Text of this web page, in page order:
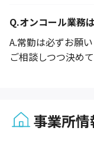
Q.オンコール業務
A.常勤は必ずお願
ご相談しつつ決めて
事業所情